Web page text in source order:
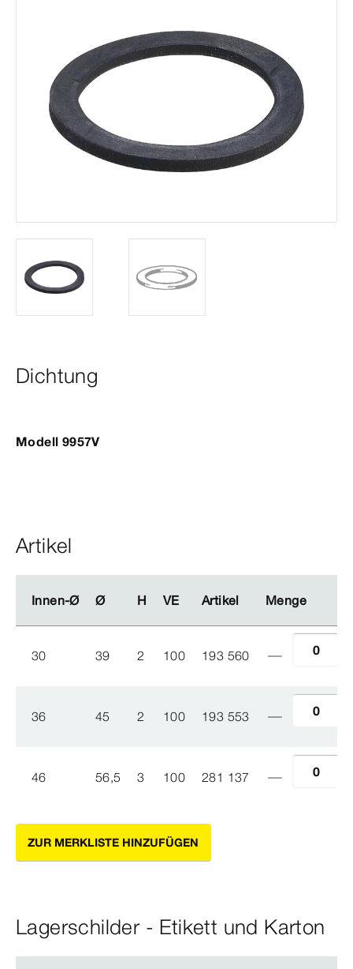
Dichtung
Modell 9957V
Artikel
Innen-Ø Ø H VE Artikel Menge
Innen-Ø Ø H VE Artikel Menge
30 39 2 100 193 560
36 45 2 100 193 553
46 56,5 3 100 281 137
ZUR MERKLISTE HINZUFÜGEN
Lagerschilder - Etikett und Karton